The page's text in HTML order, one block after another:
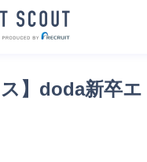
】doda新卒エ